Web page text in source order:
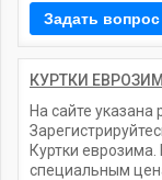
КУРТКИ
На сайте указана
Куртки
специальным